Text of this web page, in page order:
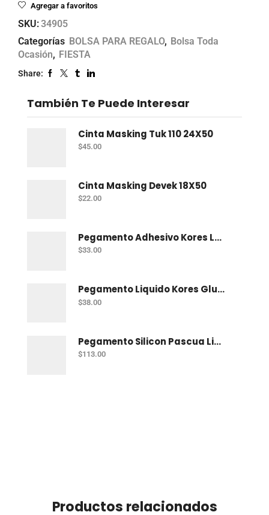
Agregar a favoritos
SKU:34905
Categorías BOLSA PARA REGALO, Bolsa Toda
Ocasión, FIESTA
Share:
También Te Puede Interesar
Cinta Masking Tuk 110 24X50
$45.00
Cinta Masking Devek 18X50
$22.00
Pegamento Adhesivo Kores Lápiz 40 Gr
$33.00
Pegamento Liquido Kores Glukids 250 Gr
$38.00
Pegamento Silicon Pascua Liquido 500 Ml
$113.00
Productos relacionados